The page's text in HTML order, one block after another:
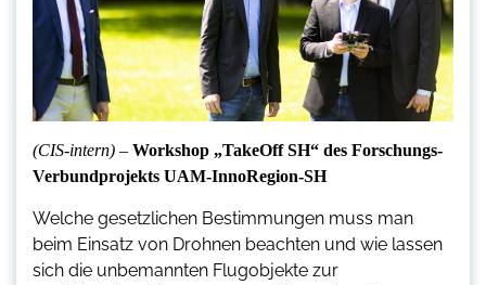
(CIS-intern) – Workshop „TakeOff SH“ des Forschungs-
Verbundprojekts UAM-InnoRegion-SH
Welche gesetzlichen Bestimmungen muss man
beim Einsatz von Drohnen beachten und wie lassen
sich die unbemannten Flugobjekte zur